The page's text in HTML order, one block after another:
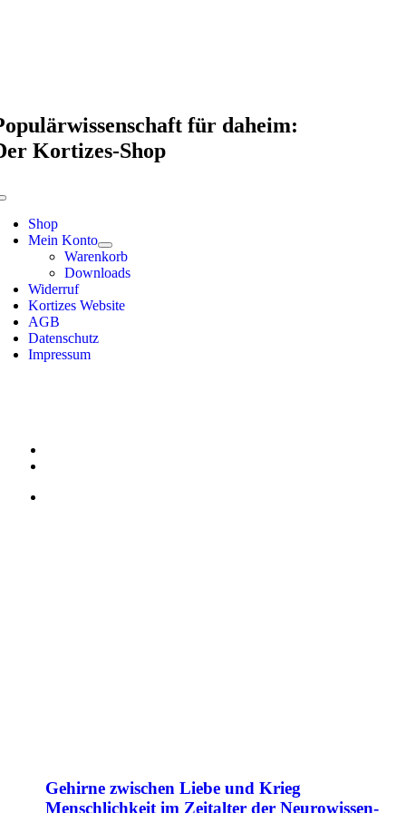
für daheim:
Kortizes-Shop
Shop
Mein Konto
Warenkorb
Downloads
Widerruf
Kortizes Website
AGB
Datenschutz
Impressum
Gehirne zwischen Liebe und Krieg
Mensch­lichkeit im Zeit­alter der Neuro­wissen­